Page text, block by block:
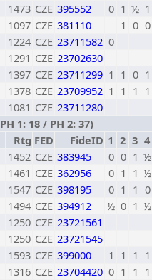
1473 CZE 395552 0 1 ½ 1
1097 CZE 381110 1 0 0
1224 CZE 23711582 0
1291 CZE 23702630
1397 CZE 23711299 1 1 0 1
1378 CZE 23709952 1 1 1 1
1081 CZE 23711280
1: 18 / PH 2: 37)
Rtg FED FideID 1 2 3 4
1452 CZE 383945 0 0 1 ½
1461 CZE 362956 0 1 1 ½
1547 CZE 398195 0 1 1 0
1494 CZE 394912 ½ 0 1 ½
1250 CZE 23721561
1250 CZE 23721545
1593 CZE 399000 1 1 1 1
1316 CZE 23704420 0 1 1 1